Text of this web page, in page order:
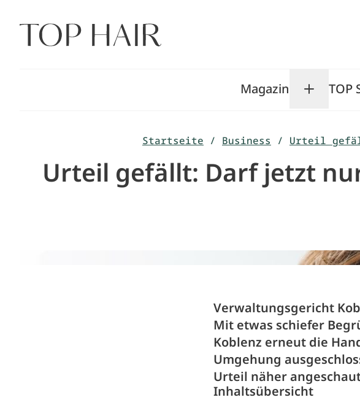
Inhalt
springen
Magazin Toggle
TOP
Startseite / Business / Urteil
Urteil gefällt: Darf jetzt
Verwaltungsgericht
Mit etwas schiefer
Koblenz erneut die
Umgehung
Urteil näher
Inhaltsübersicht